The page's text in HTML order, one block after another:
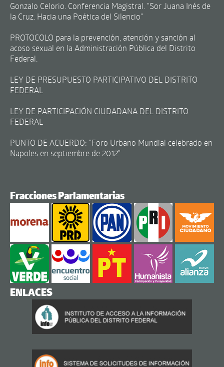
Gonzalo Celorio. Conferencia Magistral. "Sor Juana Inés de
la Cruz. Hacia una Poética del Silencio"
PROTOCOLO para la prevención, atención y sanción al
acoso sexual en la Administración Pública del Distrito
Federal.
LEY DE PRESUPUESTO PARTICIPATIVO DEL DISTRITO
FEDERAL
LEY DE PARTICIPACIÓN CIUDADANA DEL DISTRITO
FEDERAL
PUNTO DE ACUERDO: "Foro Urbano Mundial celebrado en
Napoles en septiembre de 2012"
Fracciones Parlamentarias
ENLACES